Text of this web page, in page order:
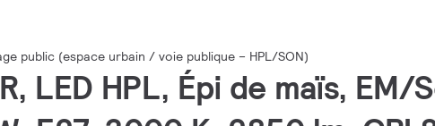
public (espace urbain / voie publique – HPL/SON)
LED HPL, Épi de maïs, EM/